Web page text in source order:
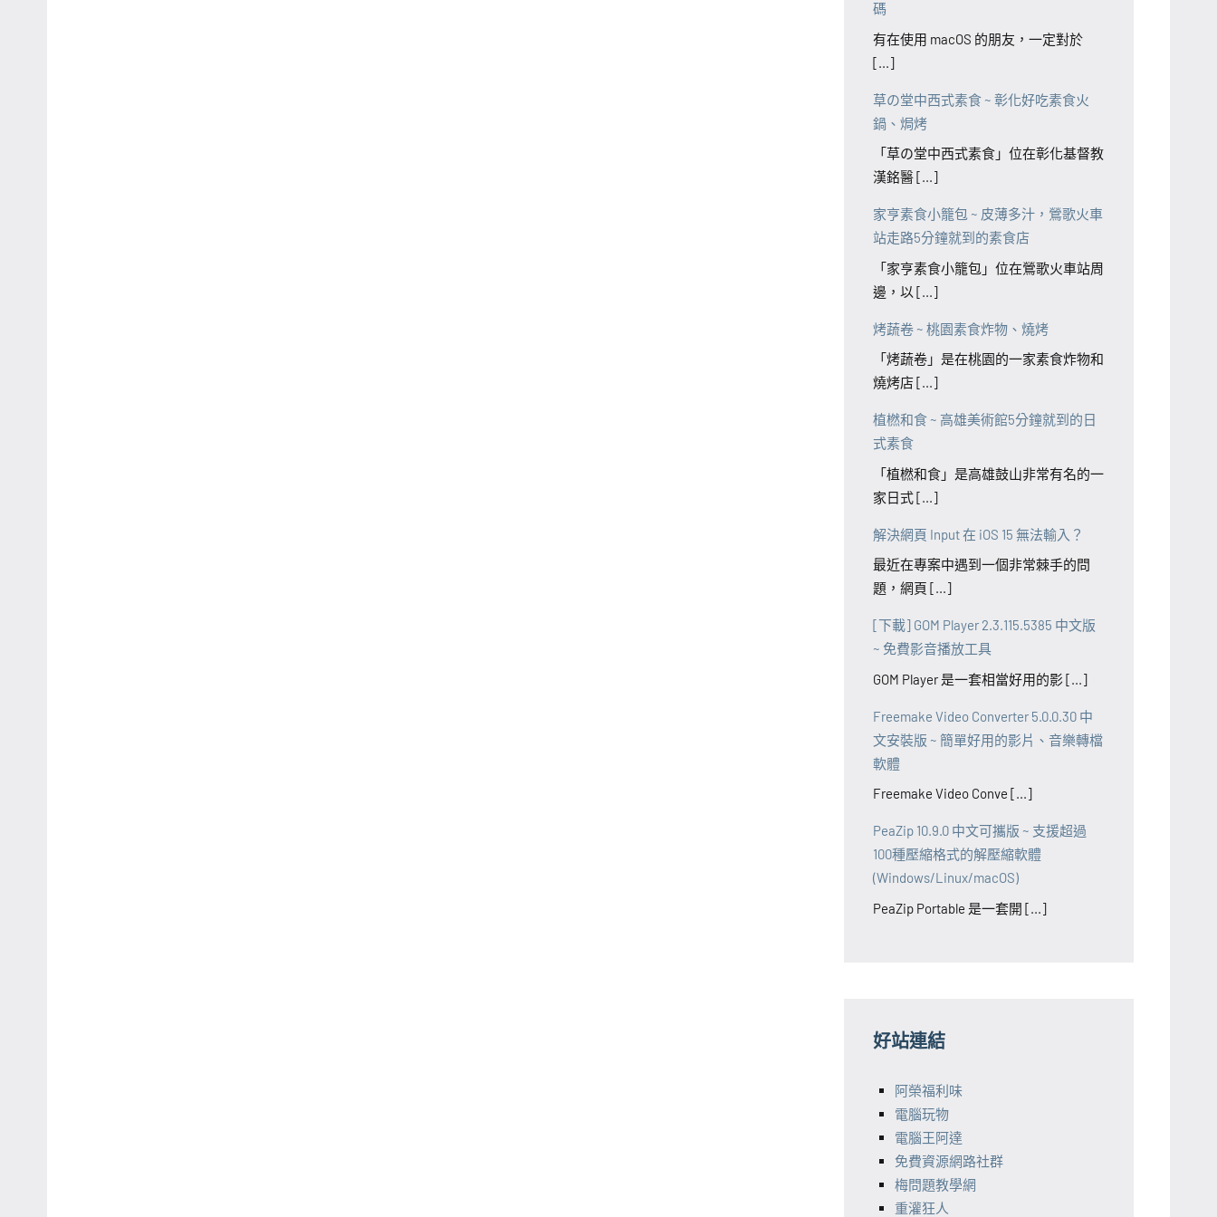
碼
有在使用 macOS 的朋友，一定對於
[...]
草の堂中西式素食 ~ 彰化好吃素食火
鍋、焗烤
「草の堂中西式素食」位在彰化基督教
漢銘醫 [...]
家亨素食小籠包 ~ 皮薄多汁，鶯歌火車
站走路5分鐘就到的素食店
「家亨素食小籠包」位在鶯歌火車站周
邊，以 [...]
烤蔬卷 ~ 桃園素食炸物、燒烤
「烤蔬卷」是在桃園的一家素食炸物和
燒烤店 [...]
植橪和食 ~ 高雄美術館5分鐘就到的日
式素食
「植橪和食」是高雄鼓山非常有名的一
家日式 [...]
解決網頁 Input 在 iOS 15 無法輸入？
最近在專案中遇到一個非常棘手的問
題，網頁 [...]
[下載] GOM Player 2.3.115.5385 中文版
~ 免費影音播放工具
GOM Player 是一套相當好用的影 [...]
Freemake Video Converter 5.0.0.30 中
文安裝版 ~ 簡單好用的影片、音樂轉檔
軟體
Freemake Video Conve [...]
PeaZip 10.9.0 中文可攜版 ~ 支援超過
100種壓縮格式的解壓縮軟體
(Windows/Linux/macOS)
PeaZip Portable 是一套開 [...]
好站連結
阿榮福利味
電腦玩物
電腦王阿達
免費資源網路社群
梅問題教學網
重灌狂人